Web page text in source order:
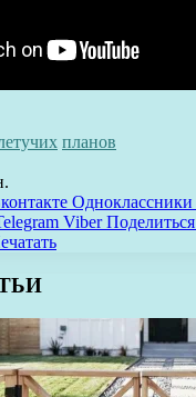
планов
Одноклассники
Viber Поделиться